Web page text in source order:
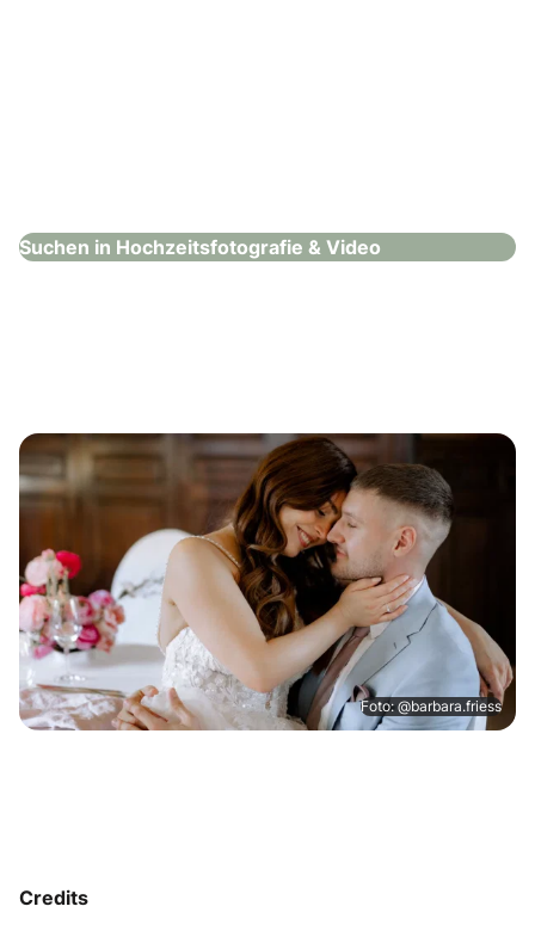
Suchen in Hochzeitsfotografie & Video
Foto: @barbara.friess
Credits